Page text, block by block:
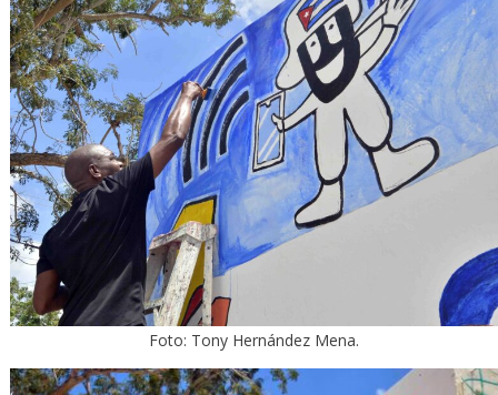
Foto: Tony Hernández Mena.